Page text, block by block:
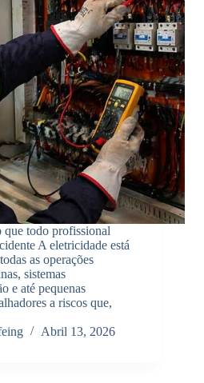
todo profissional
A eletricidade está
as operações
sistemas
e até pequenas
a riscos que,
Abril 13, 2026